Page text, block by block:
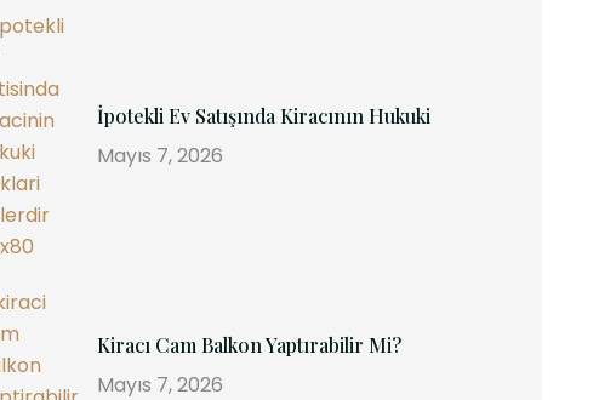
İpotekli Ev Satışında Kiracının Hukuki
Mayıs 7, 2026
Kiracı Cam Balkon Yaptırabilir Mi?
Mayıs 7, 2026